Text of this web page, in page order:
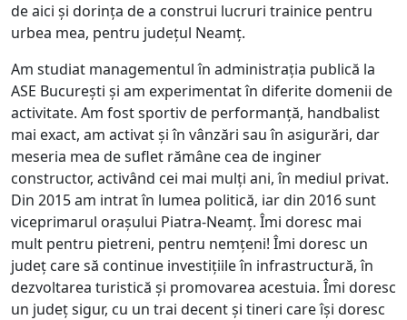
de aici și dorința de a construi lucruri trainice pentru
urbea mea, pentru județul Neamț.
Am studiat managementul în administrația publică la
ASE București și am experimentat în diferite domenii de
activitate. Am fost sportiv de performanță, handbalist
mai exact, am activat și în vânzări sau în asigurări, dar
meseria mea de suflet rămâne cea de inginer
constructor, activând cei mai mulți ani, în mediul privat.
Din 2015 am intrat în lumea politică, iar din 2016 sunt
viceprimarul orașului Piatra-Neamț. Îmi doresc mai
mult pentru pietreni, pentru nemțeni! Îmi doresc un
județ care să continue investițiile în infrastructură, în
dezvoltarea turistică și promovarea acestuia. Îmi doresc
un județ sigur, cu un trai decent și tineri care își doresc